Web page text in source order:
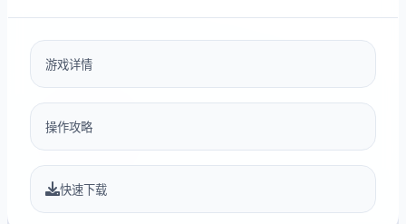
游戏详情
操作攻略
快速下载